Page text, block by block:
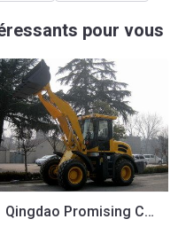
pour vous
Qingdao Promising Compact CE Wheel Loader ZL18F